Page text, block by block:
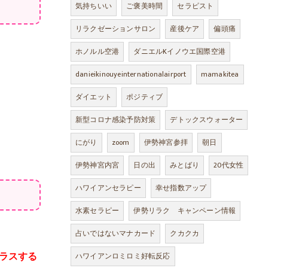
スする
気持ちいい ご褒美時間
セラピスト
リラクゼーションサロン
産後ケア
偏頭痛
ホノルル空港
ダニエルKイノウエ国際空港
danieikinouyeinternationalairport
mamakitea
ダイエット
ポジティブ
新型コロナ感染予防対策
デトックスウォーター
にがり
zoom 伊勢神宮参拝
朝日
伊勢神宮内宮
日の出 みとばり
20代女性
ハワイアンセラピー
幸せ指数アップ
水素セラピー
伊勢リラク キャンペーン情報
占いではないマナカード
クカクカ
ハワイアンロミロミ好転反応